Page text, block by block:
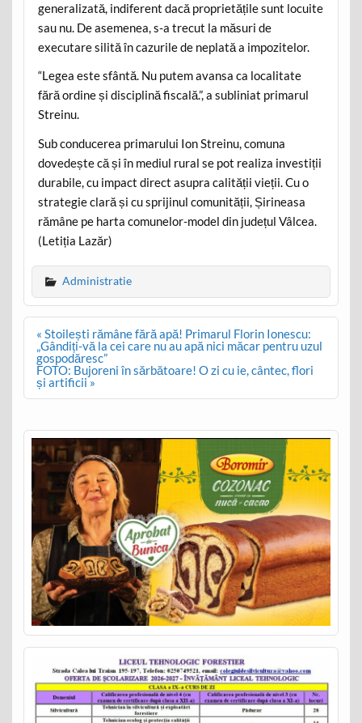
generalizată, indiferent dacă proprietățile sunt locuite
sau nu. De asemenea, s-a trecut la măsuri de
executare silită în cazurile de neplată a impozitelor.
“Legea este sfântă. Nu putem avansa ca localitate
fără ordine și disciplină fiscală.”, a subliniat primarul
Streinu.
Sub conducerea primarului Ion Streinu, comuna
dovedește că și în mediul rural se pot realiza investiții
durabile, cu impact direct asupra calității vieții. Cu o
strategie clară și cu sprijinul comunității, Șirineasa
rămâne pe harta comunelor-model din județul Vâlcea.
(Letiția Lazăr)
Administratie
Post
navigation
« Stoilești rămâne fără apă! Primarul Florin Ionescu:
„Gândiți-vă la cei care nu au apă nici măcar pentru uzul
gospodăresc”
FOTO: Bujoreni în sărbătoare! O zi cu ie, cântec, flori
și artificii »